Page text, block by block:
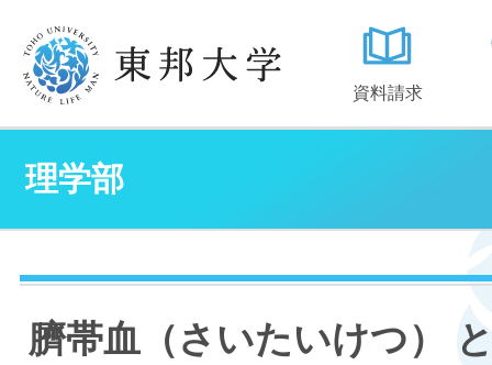
資料請求
理学部
臍帯血（さいたいけつ）